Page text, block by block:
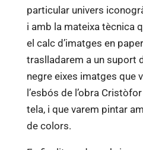
particular univers
i amb la mateixa tècnica
el calc d’imatges en
traslladarem a un suport
negre eixes imatges que
l’esbós de l’obra
tela, i que varem pintar
de colors.